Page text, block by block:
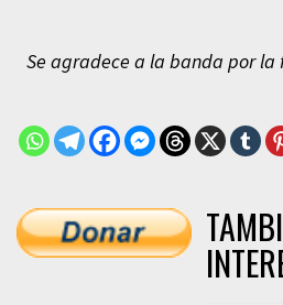
Se agradece a la banda por